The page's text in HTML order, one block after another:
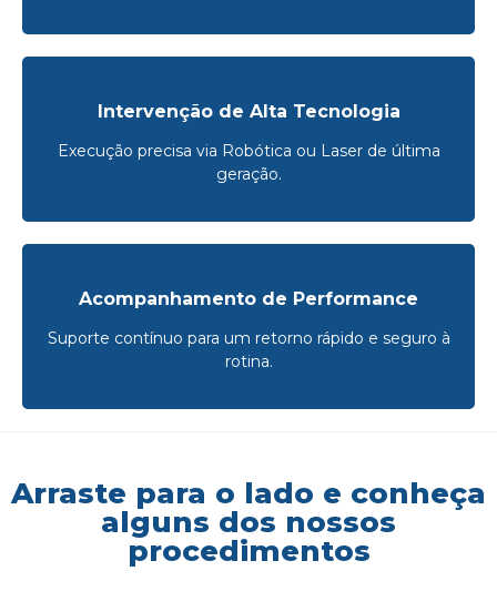
Intervenção de Alta Tecnologia
Execução precisa via Robótica ou Laser de última
geração.
Acompanhamento de Performance
Suporte contínuo para um retorno rápido e seguro à
rotina.
Arraste para o lado e conheça
alguns dos nossos
procedimentos